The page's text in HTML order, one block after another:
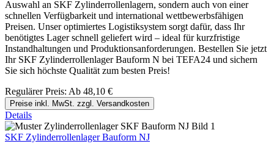
Auswahl an SKF Zylinderrollenlagern, sondern auch von einer
schnellen Verfügbarkeit und international wettbewerbsfähigen
Preisen. Unser optimiertes Logistiksystem sorgt dafür, dass Ihr
benötigtes Lager schnell geliefert wird – ideal für kurzfristige
Instandhaltungen und Produktionsanforderungen. Bestellen Sie jetzt
Ihr SKF Zylinderrollenlager Bauform N bei TEFA24 und sichern
Sie sich höchste Qualität zum besten Preis!
Regulärer Preis: Ab 48,10 €
Preise inkl. MwSt. zzgl. Versandkosten
Details
SKF Zylinderrollenlager Bauform NJ